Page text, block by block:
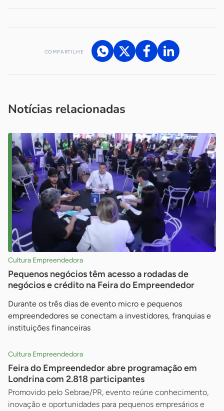
COMPARTILHE
Notícias relacionadas
Cultura Empreendedora
Pequenos negócios têm acesso a rodadas de
negócios e crédito na Feira do Empreendedor
Durante os três dias de evento micro e pequenos
empreendedores se conectam a investidores, franquias e
instituições financeiras
Cultura Empreendedora
Feira do Empreendedor abre programação em
Londrina com 2.818 participantes
Promovido pelo Sebrae/PR, evento reúne conhecimento,
inovação e oportunidades para pequenos empresários e